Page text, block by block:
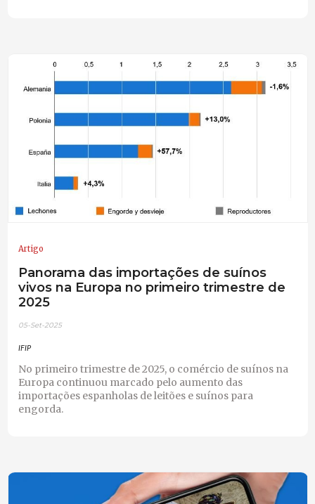
Artigo
Panorama das importações de suínos
vivos na Europa no primeiro trimestre de
2025
05-Set-2025
IFIP
No primeiro trimestre de 2025, o comércio de suínos na
Europa continuou marcado pelo aumento das
importações espanholas de leitões e suínos para
engorda.